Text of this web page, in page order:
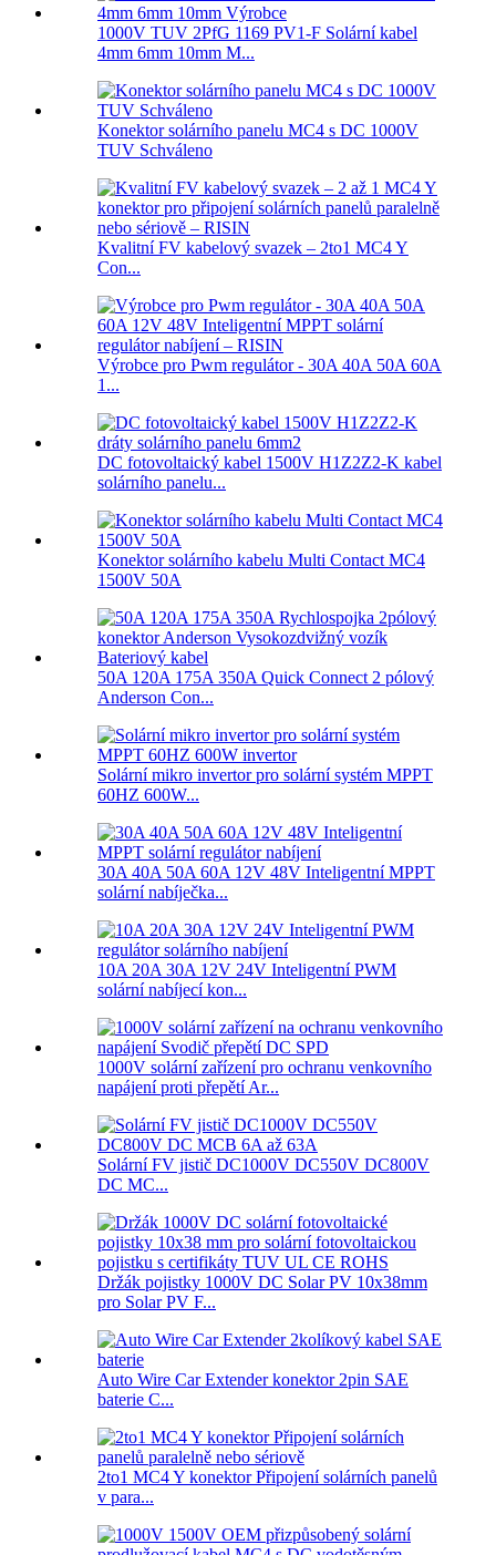
1000V TUV 2PfG 1169 PV1-F Solární kabel
4mm 6mm 10mm M...
Konektor solárního panelu MC4 s DC 1000V
TUV Schváleno
Kvalitní FV kabelový svazek – 2to1 MC4 Y
Con...
Výrobce pro Pwm regulátor - 30A 40A 50A 60A
1...
DC fotovoltaický kabel 1500V H1Z2Z2-K kabel
solárního panelu...
Konektor solárního kabelu Multi Contact MC4
1500V 50A
50A 120A 175A 350A Quick Connect 2 pólový
Anderson Con...
Solární mikro invertor pro solární systém MPPT
60HZ 600W...
30A 40A 50A 60A 12V 48V Inteligentní MPPT
solární nabíječka...
10A 20A 30A 12V 24V Inteligentní PWM
solární nabíjecí kon...
1000V solární zařízení pro ochranu venkovního
napájení proti přepětí Ar...
Solární FV jistič DC1000V DC550V DC800V
DC MC...
Držák pojistky 1000V DC Solar PV 10x38mm
pro Solar PV F...
Auto Wire Car Extender konektor 2pin SAE
baterie C...
2to1 MC4 Y konektor Připojení solárních panelů
v para...